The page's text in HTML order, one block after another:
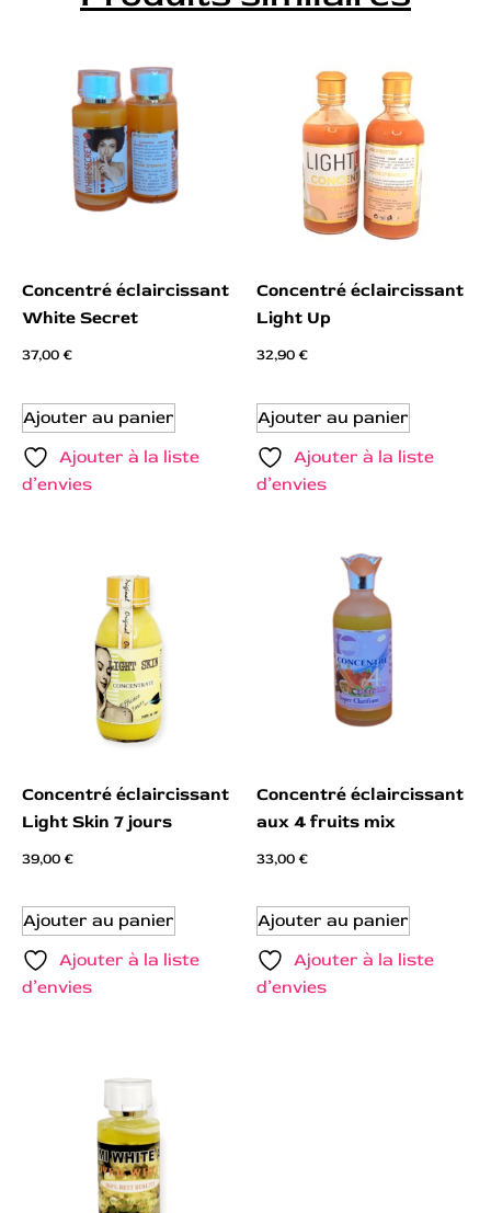
Concentré éclaircissant
White Secret
37,00€
Ajouter au panier
Ajouter à la liste
d’envies
Concentré éclaircissant
Light Up
32,90€
Ajouter au panier
Ajouter à la liste
d’envies
Concentré éclaircissant
Light Skin 7 jours
39,00€
Ajouter au panier
Ajouter à la liste
d’envies
Concentré éclaircissant
aux 4 fruits mix
33,00€
Ajouter au panier
Ajouter à la liste
d’envies